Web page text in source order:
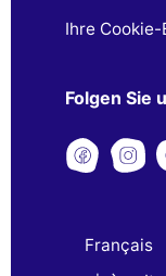
Ihre
Folgen Sie
Français